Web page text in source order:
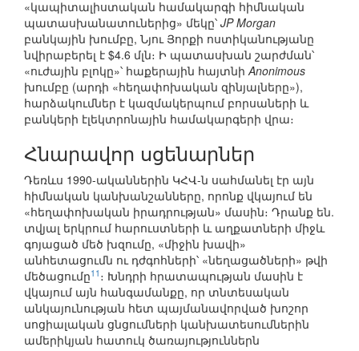
«կապիտալիստական համակարգի հիմնական
պատասխանատուներից» մեկը՝ JP Morgan
բանկային խումբը, Նյու Յորքի ոստիկանությանը
նվիրաբերել է $4.6 մլն։ Ի պատասխան շարժման՝
«ուժային բլոկը»՝ հաքերային հայտնիAnonimous
խումբը (արդի «հեղափոխական զինյալները»),
հարձակումներ է կազմակերպում բորսաների և
բանկերի էլեկտրոնային համակարգերի վրա։
Հնարավոր սցենարներ
Դեռևս 1990-ականներին ԿՀՎ-ն սահմանել էր այն
հիմնական կանխանշանները, որոնք վկայում են
«հեղափոխական իրադրության» մասին։ Դրանք են.
տվյալ երկրում հարուստների և աղքատների միջև
գոյացած մեծ խզումը, «միջին խավի»
անհետացումն ու դժգոհների՝ «նեղացածների» թվի
մեծացումը11 ։ Խնդրի հրատապության մասին է
վկայում այն հանգամանքը, որ տնտեսական
անկայունության հետ պայմանավորված խոշոր
սոցիալական ցնցումների կանխատեսումներին
ամերիկյան հատուկ ծառայություններն